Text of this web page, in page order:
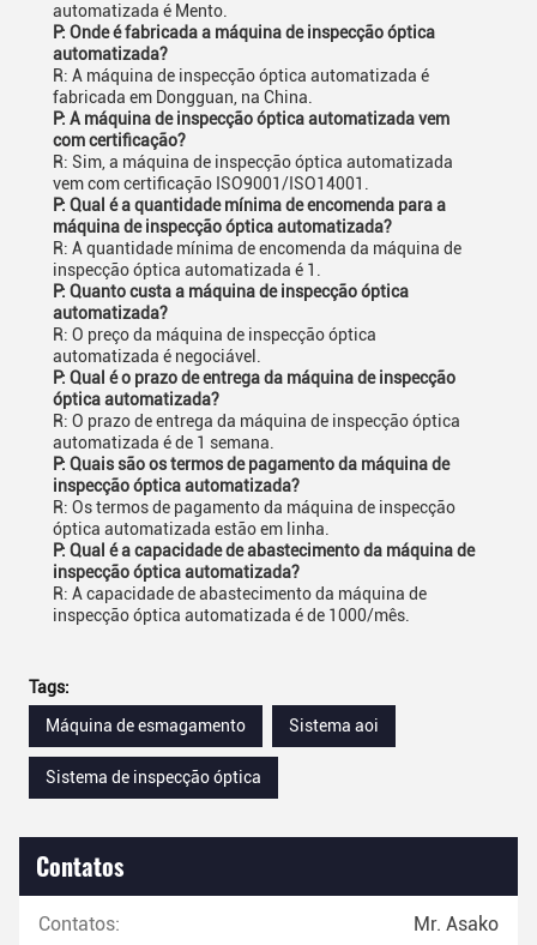
automatizada é Mento.
P: Onde é fabricada a máquina de inspecção óptica
automatizada?
R: A máquina de inspecção óptica automatizada é
fabricada em Dongguan, na China.
P: A máquina de inspecção óptica automatizada vem
com certificação?
R: Sim, a máquina de inspecção óptica automatizada
vem com certificação ISO9001/ISO14001.
P: Qual é a quantidade mínima de encomenda para a
máquina de inspecção óptica automatizada?
R: A quantidade mínima de encomenda da máquina de
inspecção óptica automatizada é 1.
P: Quanto custa a máquina de inspecção óptica
automatizada?
R: O preço da máquina de inspecção óptica
automatizada é negociável.
P: Qual é o prazo de entrega da máquina de inspecção
óptica automatizada?
R: O prazo de entrega da máquina de inspecção óptica
automatizada é de 1 semana.
P: Quais são os termos de pagamento da máquina de
inspecção óptica automatizada?
R: Os termos de pagamento da máquina de inspecção
óptica automatizada estão em linha.
P: Qual é a capacidade de abastecimento da máquina de
inspecção óptica automatizada?
R: A capacidade de abastecimento da máquina de
inspecção óptica automatizada é de 1000/mês.
Tags:
Máquina de esmagamento
Sistema aoi
Sistema de inspecção óptica
Contatos
Contatos: Mr. Asako